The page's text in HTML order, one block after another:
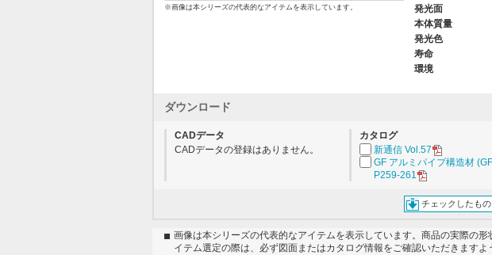
※画像は本シリーズの代表的なアイテムを表示しています。
発光面
本体質量
発光色
寿命
環境
ダウンロード
CADデータ
CADデータの登録はありません。
カタログ
新通信 Vol.57
GF アルミパイプ構造材
P259-261
チェックしたも
画像は本シリーズの代表的なアイテムを表示しています。商品の実際の
イテム選定の際は、必ず図面またはカタログ情報をご確認いただきますよ